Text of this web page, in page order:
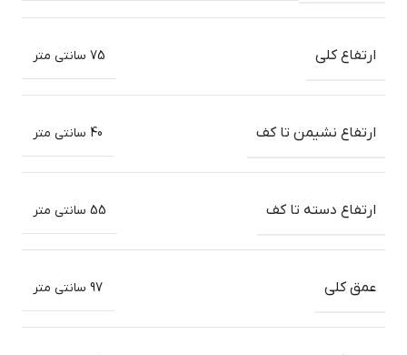
ارتفاع کلی 75 سانتی متر
ارتفاع نشیمن تا کف 40 سانتی متر
ارتفاع دسته تا کف 55 سانتی متر
عمق کلی 97 سانتی متر